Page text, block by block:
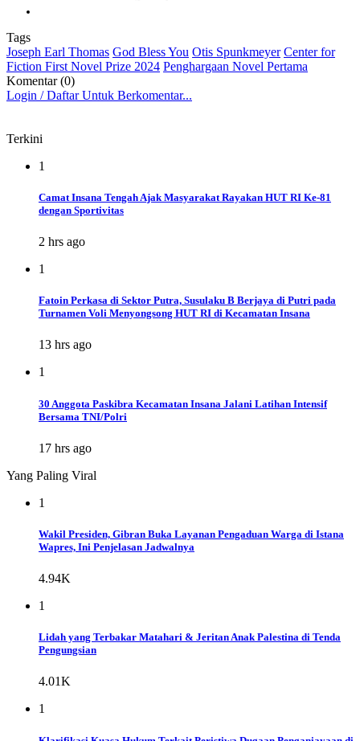
Tags
Joseph Earl Thomas God Bless You Otis Spunkmeyer Center for
Fiction First Novel Prize 2024 Penghargaan Novel Pertama
Komentar (0)
Login / Daftar Untuk Berkomentar...
Terkini
1
Camat Insana Tengah Ajak Masyarakat Rayakan HUT RI Ke-81
dengan Sportivitas
2 hrs ago
1
Fatoin Perkasa di Sektor Putra, Susulaku B Berjaya di Putri pada
Turnamen Voli Menyongsong HUT RI di Kecamatan Insana
13 hrs ago
1
30 Anggota Paskibra Kecamatan Insana Jalani Latihan Intensif
Bersama TNI/Polri
17 hrs ago
Yang Paling Viral
1
Wakil Presiden, Gibran Buka Layanan Pengaduan Warga di Istana
Wapres, Ini Penjelasan Jadwalnya
4.94K
1
Lidah yang Terbakar Matahari & Jeritan Anak Palestina di Tenda
Pengungsian
4.01K
1